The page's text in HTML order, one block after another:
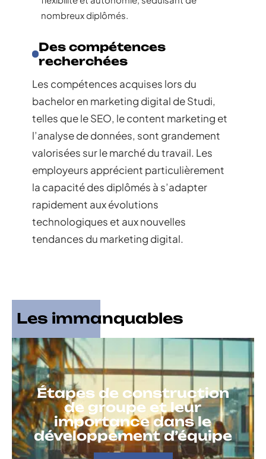
nombreux diplômés.
Des compétences
recherchées
Les compétences acquises lors du
bachelor en marketing digital de Studi,
telles que le SEO, le content marketing et
l’analyse de données, sont grandement
valorisées sur le marché du travail. Les
employeurs apprécient particulièrement
la capacité des diplômés à s’adapter
rapidement aux évolutions
technologiques et aux nouvelles
tendances du marketing digital.
Les immanquables
Étapes de construction
de groupe et leur
importance dans le
développement d’équipe